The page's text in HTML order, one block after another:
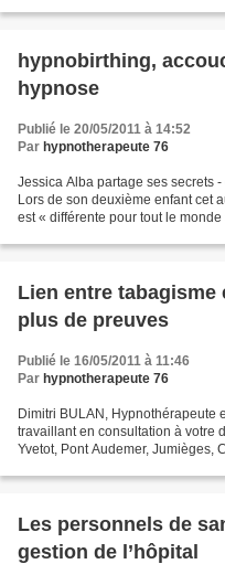
hypnobirthing,
hypnose
Publié le 20/05/2011 à 14:52
Par hypnotherapeute 76
Jessica Alba partage ses secrets
Lors de son deuxième enfant cet
est « différente pour tout le
Lien entre tabagisme
plus de preuves
Publié le 16/05/2011 à 11:46
Par hypnotherapeute 76
Dimitri BULAN, Hypnothérapeute
travaillant en consultation à votre
Yvetot, Pont Audemer, Jumièges,
Les personnels de
gestion de l’hôpital